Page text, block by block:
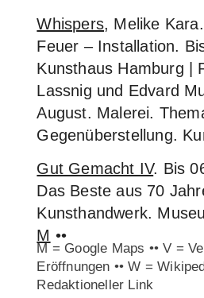
Whispers, Melike
Feuer – Installation.
Kunsthaus Hamburg |
Lassnig und Edvard
August. Malerei.
Gegenüberstellung.
Gut Gemacht IV. Bis
Das Beste aus 70
Kunsthandwerk.
M ••
M = Google Maps •• V =
Eröffnungen •• W =
Redaktioneller Link